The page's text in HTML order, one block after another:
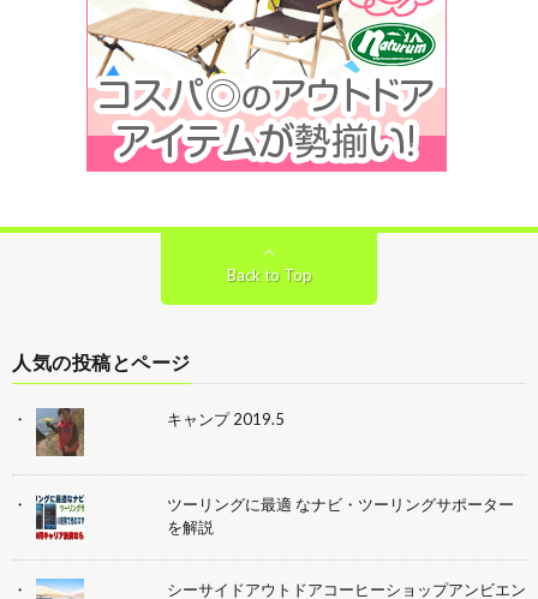
Back to Top
人気の投稿とページ
キャンプ 2019.5
ツーリングに最適 なナビ・ツーリングサポーター
を解説
シーサイドアウトドアコーヒーショップアンビエン